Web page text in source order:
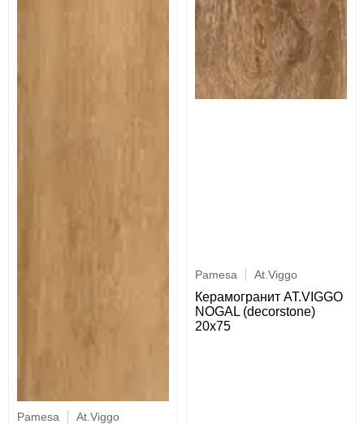
Pamesa At.Viggo
Pamesa At.Viggo
Керамогранит AT.VIGGO
NOGAL (decorstone)
20x75